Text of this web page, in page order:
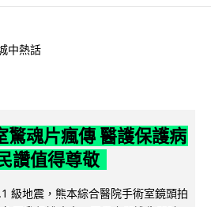
中熱話
驚魂片瘋傳 醫護保護病
讚值得尊敬
級地震，熊本綜合醫院手術室鏡頭拍